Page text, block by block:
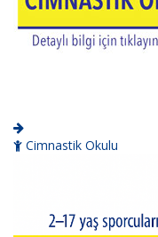
Cimnastik Okulu